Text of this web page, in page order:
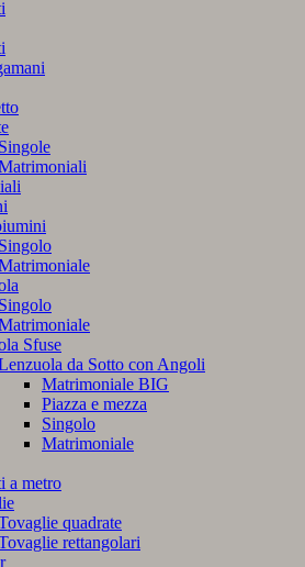
Singole
Singolo
Singolo
Sfuse
da Sotto con Angoli
Matrimoniale BIG
Piazza e mezza
Singolo
Matrimoniale
a metro
quadrate
rettangolari